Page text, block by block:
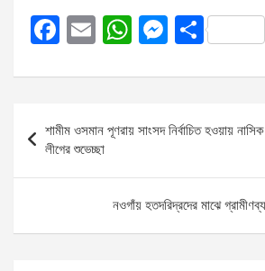
F
ce
b
o
o
E
ail
W
at
A
p
p
M
se
n
g
er
S
ar
navigation
শামীম ওসমান পূণরায় সাংসদ নির্বাচিত হওয়ায়
লীগের শুভেচ্ছা
নওগাঁয় হতদরিদ্রদের মাঝে